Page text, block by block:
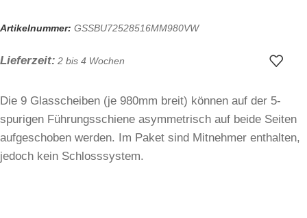
Artikelnummer: GSSBU72528516MM980VW
Lieferzeit: 2 bis 4 Wochen
Die 9 Glasscheiben (je 980mm breit) können auf der 5-
spurigen Führungsschiene asymmetrisch auf beide Seiten
aufgeschoben werden. Im Paket sind Mitnehmer enthalten,
jedoch kein Schlosssystem.